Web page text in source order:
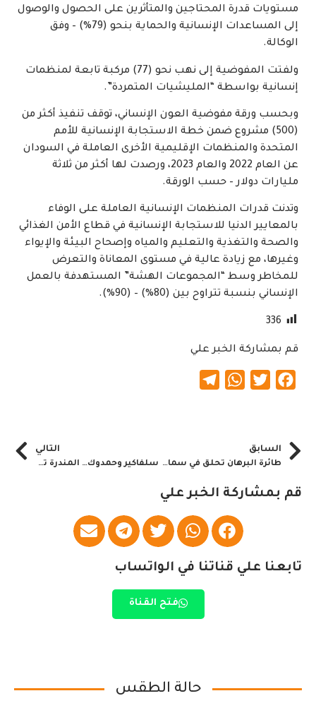
مستويات قدرة المحتاجين والمتأثرين على الحصول والوصول
إلى المساعدات الإنسانية والحماية بنحو (79%) – وفق
الوكالة.
ولفتت المفوضية إلى نهب نحو (77) مركبة تابعة لمنظمات
إنسانية بواسطة “المليشيات المتمردة”.
وبحسب ورقة مفوضية العون الإنساني، توقف تنفيذ أكثر من
(500) مشروع ضمن خطة الاستجابة الإنسانية للأمم
المتحدة والمنظمات الإقليمية الأخرى العاملة في السودان
عن العام 2022 والعام 2023، ورصدت لها أكثر من ثلاثة
مليارات دولار – حسب الورقة.
وتدنت قدرات المنظمات الإنسانية العاملة على الوفاء
بالمعايير الدنيا للاستجابة الإنسانية في قطاع الأمن الغذائي
والصحة والتغذية والتعليم والمياه وإصحاح البيئة والإيواء
وغيرها، مع زيادة عالية في مستوى المعاناة والتعرض
للمخاطر وسط “المجموعات الهشة” المستهدفة بالعمل
الإنساني بنسبة تتراوح بين (80‎‎%) – (90‎‎%).
336
قم بمشاركة الخبر علي
Facebook
Twitter
WhatsApp
السابق
طائرة البرهان تحلق في سماء هذه الدولة.. إليك التفاصيل المهمة
التالي
سلفاكير وحمدوك… المندرة تنشر تفاصيل لقاء الإمارات
قم بمشاركة الخبر علي
تابعنا علي قناتنا في الواتساب
فتح القناة
حالة الطقس